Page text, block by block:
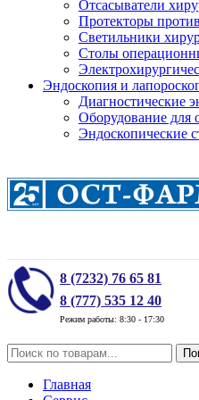
Отсасыватели
Протекторы
Светильники
Столы
Эндоскопия и
Диагностические
Оборудование для
Эндоскопические
8 (7232) 76 65 81
8 (777) 535 12 40
Режим работы: 8:30 - 17:30
Главная